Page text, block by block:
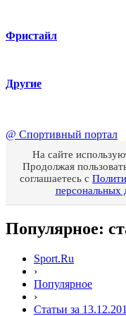
Фристайл
Другие
@ Спортивный портал
На сайте
Продолжая
соглашаетесь с
персональных
Популярное:
Sport.Ru
›
Популярное
›
Статьи за